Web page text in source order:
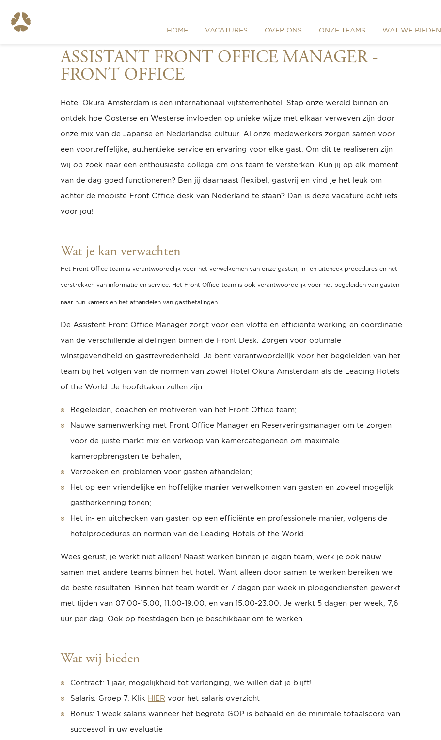
HOME VACATURES OVER ONS ONZE TEAMS WAT WE BIEDEN
ASSISTANT FRONT OFFICE MANAGER -
FRONT OFFICE
Hotel Okura Amsterdam is een internationaal vijfsterrenhotel. Stap onze wereld binnen en
ontdek hoe Oosterse en Westerse invloeden op unieke wijze met elkaar verweven zijn door
onze mix van de Japanse en Nederlandse cultuur. Al onze medewerkers zorgen samen voor
een voortreffelijke, authentieke service en ervaring voor elke gast. Om dit te realiseren zijn
wij op zoek naar een enthousiaste collega om ons team te versterken. Kun jij op elk moment
van de dag goed functioneren? Ben jij daarnaast flexibel, gastvrij en vind je het leuk om
achter de mooiste Front Office desk van Nederland te staan? Dan is deze vacature echt iets
voor jou!
Wat je kan verwachten
Het Front Office team is verantwoordelijk voor het verwelkomen van onze gasten, in- en uitcheck procedures en het
verstrekken van informatie en service. Het Front Office-team is ook verantwoordelijk voor het begeleiden van gasten
naar hun kamers en het afhandelen van gastbetalingen.
De Assistent Front Office Manager zorgt voor een vlotte en efficiënte werking en coördinatie
van de verschillende afdelingen binnen de Front Desk. Zorgen voor optimale
winstgevendheid en gasttevredenheid. Je bent verantwoordelijk voor het begeleiden van het
team bij het volgen van de normen van zowel Hotel Okura Amsterdam als de Leading Hotels
of the World. Je hoofdtaken zullen zijn:
Begeleiden, coachen en motiveren van het Front Office team;
Nauwe samenwerking met Front Office Manager en Reserveringsmanager om te zorgen
voor de juiste markt mix en verkoop van kamercategorieën om maximale
kameropbrengsten te behalen;
Verzoeken en problemen voor gasten afhandelen;
Het op een vriendelijke en hoffelijke manier verwelkomen van gasten en zoveel mogelijk
gastherkenning tonen;
Het in- en uitchecken van gasten op een efficiënte en professionele manier, volgens de
hotelprocedures en normen van de Leading Hotels of the World.
Wees gerust, je werkt niet alleen! Naast werken binnen je eigen team, werk je ook nauw
samen met andere teams binnen het hotel. Want alleen door samen te werken bereiken we
de beste resultaten. Binnen het team wordt er 7 dagen per week in ploegendiensten gewerkt
met tijden van 07:00-15:00, 11:00-19:00, en van 15:00-23:00. Je werkt 5 dagen per week, 7,6
uur per dag. Ook op feestdagen ben je beschikbaar om te werken.
Wat wij bieden
Contract: 1 jaar, mogelijkheid tot verlenging, we willen dat je blijft!
Salaris: Groep 7. Klik HIER voor het salaris overzicht
Bonus: 1 week salaris wanneer het begrote GOP is behaald en de minimale totaalscore van
succesvol in uw evaluatie